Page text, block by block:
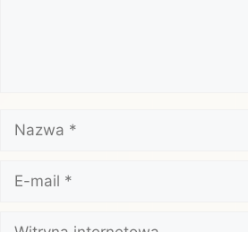
Nazwa
mail
Witryna